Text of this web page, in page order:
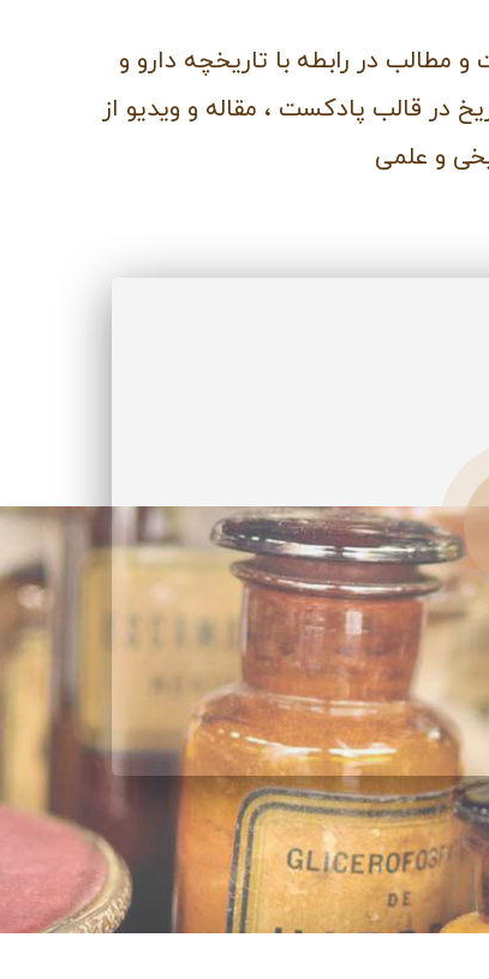
مطالب در رابطه با تاریخچه دارو و
در قالب پادکست ، مقاله و ویدیو از
و علمی